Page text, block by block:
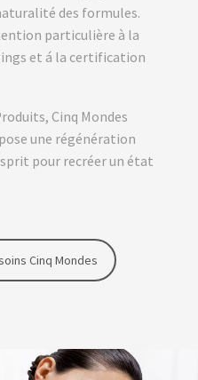
des formules.
particulière à la
et á la certification
Cinq Mondes
une régénération
pour recréer un état
Cinq Mondes